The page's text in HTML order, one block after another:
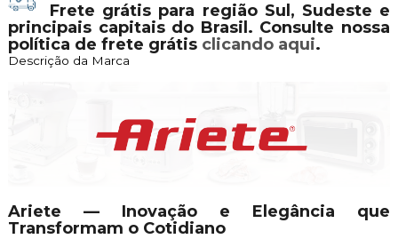
Frete grátis para região Sul, Sudeste e
principais capitais do Brasil. Consulte nossa
política de frete grátis clicando aqui.
Descrição da Marca
Ariete — Inovação e Elegância que
Transformam o Cotidiano